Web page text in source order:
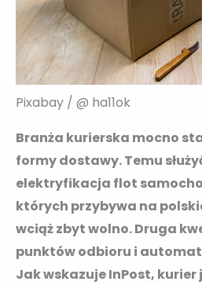
Pixabay / @ ha11ok
Branża kurierska mocno
formy dostawy. Temu
elektryfikacja flot
których przybywa na
wciąż zbyt wolno. Druga
punktów odbioru i
Jak wskazuje InPost,